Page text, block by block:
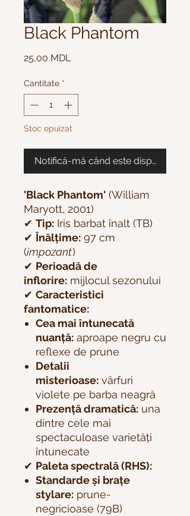
Black Phantom
25,00 MDL
Cantitate *
Stoc epuizat
Notifică-mă când este disponibil
'Black Phantom' (William
Maryott, 2001)
✔ Tip: Iris barbat înalt (TB)
✔ Înălțime: 97 cm
(impozant)
✔ Perioadă de
înflorire: mijlocul sezonului
✔ Caracteristici
fantomatice:
Cea mai întunecată
nuanță: aproape negru cu
reflexe de prune
Detalii
misterioase: vârfuri
violete pe barba neagră
Prezență dramatică: una
dintre cele mai
spectaculoase varietăți
întunecate
✔ Paleta spectrală (RHS):
Standarde și brațe
stylare: prune-
negricioase (79B)